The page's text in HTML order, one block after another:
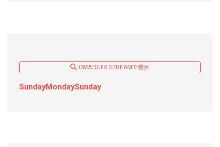
OMATSURI STREAMで検索
SundayMondaySunday